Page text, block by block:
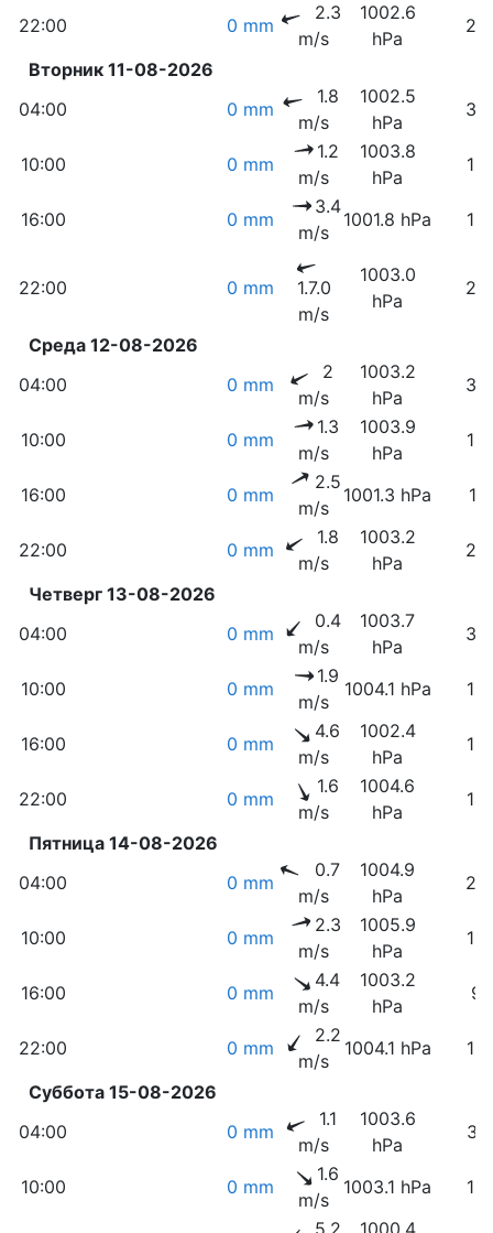
22:00 0 mm
2.3
m/s
1002.6
hPa
Вторник 11-08-2026
04:00
0 mm
1.8
m/s
1002.5
hPa
10:00 0 mm
1.2
m/s
1003.8
hPa
16:00 0 mm
3.4
m/s
1001.8 hPa
22:00 0 mm
1.7.0
m/s
1003.0
hPa
Среда 12-08-2026
04:00
0 mm
2
m/s
1003.2
hPa
10:00 0 mm
1.3
m/s
1003.9
hPa
16:00 0 mm
2.5
m/s
1001.3 hPa
22:00 0 mm
1.8
m/s
1003.2
hPa
Четверг 13-08-2026
04:00
0 mm
0.4
m/s
1003.7
hPa
10:00 0 mm
1.9
m/s
1004.1 hPa
16:00 0 mm
4.6
m/s
1002.4
hPa
22:00 0 mm
1.6
m/s
1004.6
hPa
Пятница 14-08-2026
04:00
0 mm
0.7
m/s
1004.9
hPa
10:00 0 mm
2.3
m/s
1005.9
hPa
16:00 0 mm
4.4
m/s
1003.2
hPa
22:00 0 mm
2.2
m/s
1004.1 hPa
Суббота 15-08-2026
04:00
0 mm
1.1
m/s
1003.6
hPa
10:00 0 mm
1.6
m/s
1003.1 hPa
5.2
1000.4